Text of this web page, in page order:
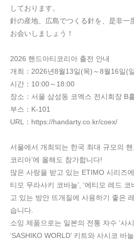
しております。
針の産地、広島でつくる針を、是非一
お会いしましょう！
2026 핸드아티코리아 출전 안내
개최：2026년8월13일(목)～8월16일(
시간：10:00～18:00
장소：서울 삼성동 코엑스 전시회장 B
부스：K-101
URL：https://handarty.co.kr/coex/
서울에서 개최되는 한국 최대 규모의
코리아’​에 올해도 참가합니다!
많은 사랑을 받고 있는 ETIMO 시리즈
티모 무라사키 코바늘’, ‘에티모 레드
고 있는 방안 뜨개질에 사용하기 좋은
습니다.
소잉 제품으로는 일본의 전통 자수 ‘사
‘SASHIKO WORLD’ 키트​와 사시코 바